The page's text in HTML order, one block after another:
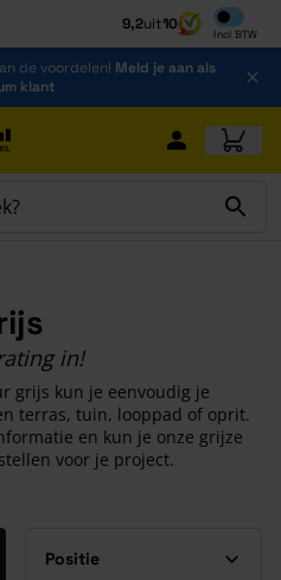
9,2uit10
Incl BTW
Inclusief
de voordelen! Meld je aan als
klant
in!
grijs kun je eenvoudig je
terras, tuin, looppad of oprit.
en kun je onze grijze
voor je project.